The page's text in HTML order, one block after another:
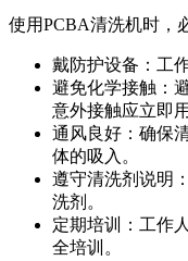
使用PCBA清洗机时，
戴防护设备：工
避免化学接触：
意外接触应立即
通风良好：确保
体的吸入。
遵守清洗剂说明
洗剂。
定期培训：工作
全培训。